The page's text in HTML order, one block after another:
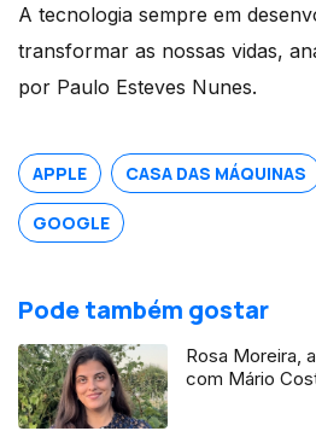
A tecnologia sempre em
transformar as nossas vidas,
por Paulo Esteves Nunes.
APPLE CASA DAS MÁQUINAS
GOOGLE
Pode também gostar
Rosa Moreira,
com Mário